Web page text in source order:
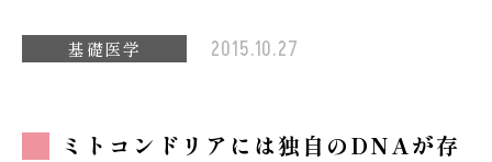
基礎医学 2015.10.27
ミトコンドリアには独自のDNAが存